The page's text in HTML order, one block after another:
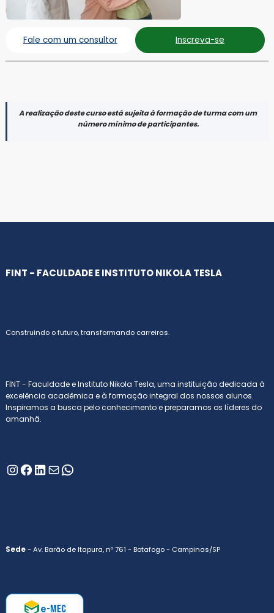
Fale com um consultor Inscreva-se
A realização deste curso está sujeita à formação de turma com um
número mínimo de participantes.
FINT - FACULDADE E INSTITUTO NIKOLA TESLA
Construindo o futuro, transformando carreiras.
FINT - Faculdade e Instituto Nikola Tesla, uma instituição dedicada à
excelência acadêmica e à formação integral dos nossos alunos.
Inspiramos a busca pelo conhecimento e preparamos os líderes do
amanhã.
Instagram
Facebook
LinkedIn
E-mailWhatsApp
Sede- Av. Barão de Itapura, nº 761 - Botafogo - Campinas/SP